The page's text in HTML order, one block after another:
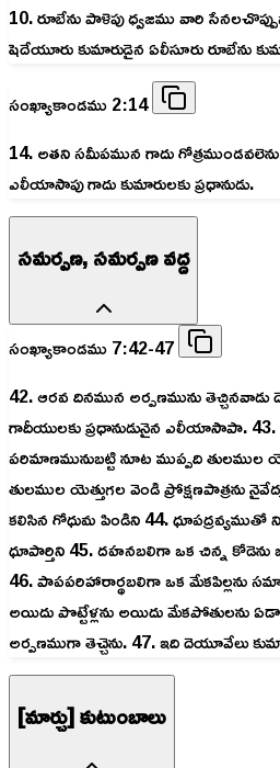
10. రూబేను పాళెపు ధ్వజము వారి
షెదేయూరు కుమారుడైన ఏలీసూరు రూబేను
సంఖ్యాకాండము 2:14
14. అతని సమీపమున గాదు
ఎలీయాసాపు గాదు కుమారులకు ప్రధానుడు.
సమర్పణ, సమర్పణ వద్ద
సంఖ్యాకాండము 7:42-47
42. ఆరవ దినమున అర్పణమును తెచ్చినవాడు
గాదీయులకు ప్రధానుడునైన ఎలీయాసాపా. 43.
పరిమాణమునుబట్టి నూట ముప్పది తులముల
తులముల యెత్తుగల వెండి ప్రోక్షణపాత్రను
కలిసిన గోధుమ పిండిని 44. ధూపద్రవ్యముతో
ధూపార్తిని 45. దహనబలిగా ఒక చిన్న కోడెను
46. పాపపరిహారార్థబలిగా ఒక మేకపిల్లను
అయిదు పొట్టేళ్లను అయిదు మేకపోతులను
అర్పణముగా తెచ్చెను. 47. ఇది దెయూవేలు
[మార్చు] కుటుంబాలు